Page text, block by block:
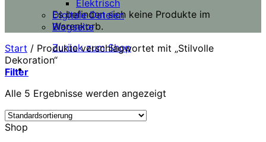
Es befinden sich keine Produkte im
Warenkorb.
Zurück zum Shop
Elektrisch
Digitale Dateien
Blogseite
Start / Produkte verschlagwortet mit „Stilvolle
Dekoration“
Filter
Alle 5 Ergebnisse werden angezeigt
Shop